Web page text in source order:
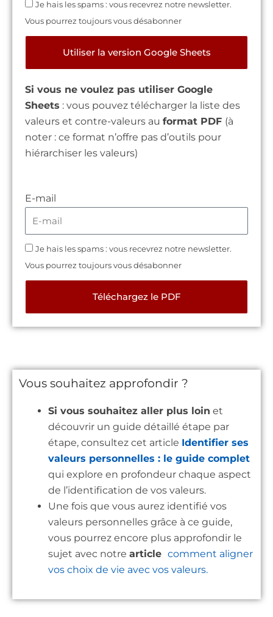
Je hais les spams : vous recevrez notre newsletter.
Vous pourrez toujours vous désabonner
Utiliser la version Google Sheets
Si vous ne voulez pas utiliser Google
Sheets : vous pouvez télécharger la liste des
valeurs et contre-valeurs au format PDF (à
noter : ce format n’offre pas d’outils pour
hiérarchiser les valeurs)
E-mail
Je hais les spams : vous recevrez notre newsletter.
Vous pourrez toujours vous désabonner
Téléchargez le PDF
Vous souhaitez approfondir ?
Si vous souhaitez aller plus loin et
découvrir un guide détaillé étape par
étape, consultez cet article Identifier ses
valeurs personnelles : le guide complet
qui explore en profondeur chaque aspect
de l’identification de vos valeurs.
Une fois que vous aurez identifié vos
valeurs personnelles grâce à ce guide,
vous pourrez encore plus approfondir le
sujet avec notre article comment aligner
vos choix de vie avec vos valeurs.